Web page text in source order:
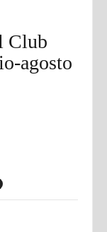
Club
agosto